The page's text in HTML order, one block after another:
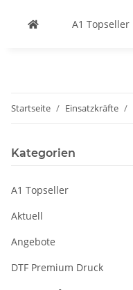
A1 Topseller
Startseite Einsatzkräfte
Kategorien
A1 Topseller
Aktuell
Angebote
DTF Premium Druck